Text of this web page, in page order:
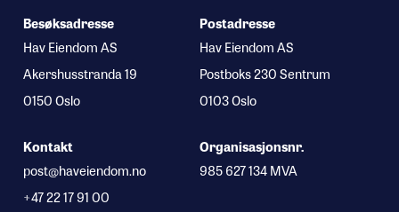
Besøksadresse
Hav Eiendom AS
Akershusstranda 19
0150 Oslo
Kontakt
post@haveiendom.no
+47 22 17 91 00
Postadresse
Hav Eiendom AS
Postboks 230 Sentrum
0103 Oslo
Organisasjonsnr.
985 627 134 MVA